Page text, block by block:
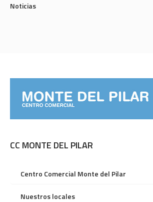
Noticias
CC MONTE DEL PILAR
Centro Comercial Monte del Pilar
Nuestros locales